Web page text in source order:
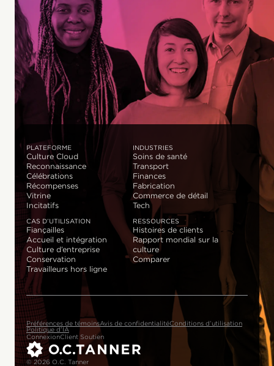
PLATEFORME
Culture Cloud
Reconnaissance
Célébrations
Récompenses
Vitrine
Incitatifs
INDUSTRIES
Soins de santé
Transport
Finances
Fabrication
Commerce de détail
Tech
CAS D’UTILISATION
Fiançailles
Accueil et intégration
Culture d’entreprise
Conservation
Travailleurs hors ligne
RESSOURCES
Histoires de clients
Rapport mondial sur la
culture
Comparer
Préférences de témoinsAvis de confidentialitéConditions d’utilisation
Politique d’IA
ConnexionClient Soutien
© 2026 O.C. Tanner